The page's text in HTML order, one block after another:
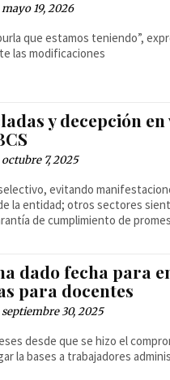
mayo 19, 2026
que estamos teniendo”,
las modificaciones
y decepción
octubre 7, 2025
evitando
la entidad; otros sectores
de cumplimiento de
dado fecha para
para docentes
septiembre 30, 2025
desde que se hizo el
la bases a trabajadores